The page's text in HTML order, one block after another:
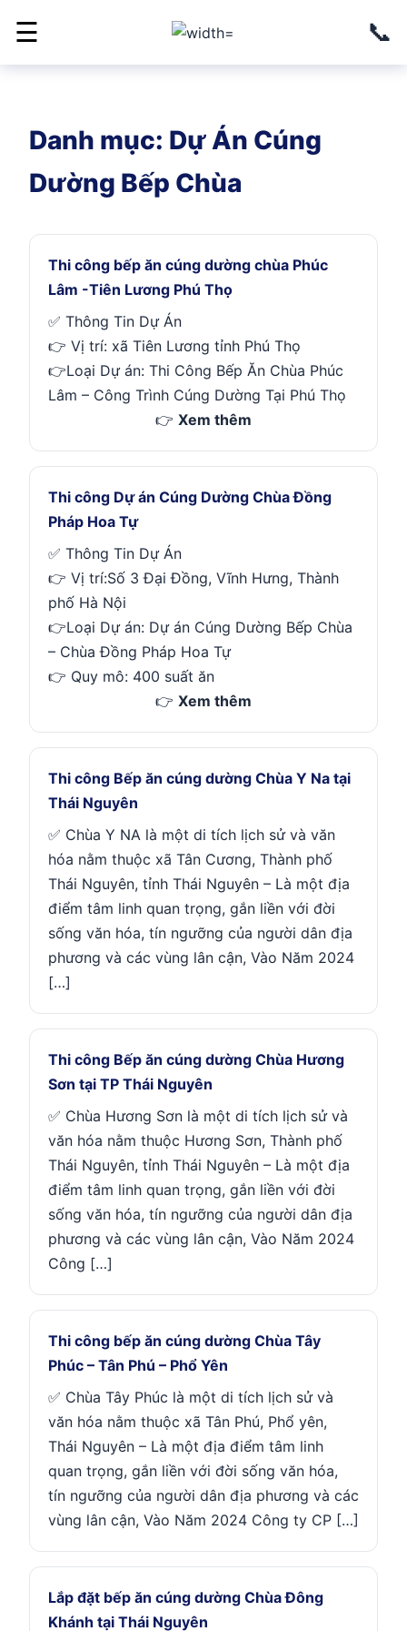
☰ 📞
Danh mục: Dự Án Cúng
Dường Bếp Chùa
Thi công bếp ăn cúng dường chùa Phúc
Lâm -Tiên Lương Phú Thọ
✅ Thông Tin Dự Án
👉 Vị trí: xã Tiên Lương tỉnh Phú Thọ
👉Loại Dự án: Thi Công Bếp Ăn Chùa Phúc
Lâm – Công Trình Cúng Dường Tại Phú Thọ
👉 Xem thêm
Thi công Dự án Cúng Dường Chùa Đồng
Pháp Hoa Tự
✅ Thông Tin Dự Án
👉 Vị trí:Số 3 Đại Đồng, Vĩnh Hưng, Thành
phố Hà Nội
👉Loại Dự án: Dự án Cúng Dường Bếp Chùa
– Chùa Đồng Pháp Hoa Tự
👉 Quy mô: 400 suất ăn
👉 Xem thêm
Thi công Bếp ăn cúng dường Chùa Y Na tại
Thái Nguyên
✅ Chùa Y NA là một di tích lịch sử và văn
hóa nằm thuộc xã Tân Cương, Thành phố
Thái Nguyên, tỉnh Thái Nguyên – Là một địa
điểm tâm linh quan trọng, gắn liền với đời
sống văn hóa, tín ngưỡng của người dân địa
phương và các vùng lân cận, Vào Năm 2024
[…]
Thi công Bếp ăn cúng dường Chùa Hương
Sơn tại TP Thái Nguyên
✅ Chùa Hương Sơn là một di tích lịch sử và
văn hóa nằm thuộc Hương Sơn, Thành phố
Thái Nguyên, tỉnh Thái Nguyên – Là một địa
điểm tâm linh quan trọng, gắn liền với đời
sống văn hóa, tín ngưỡng của người dân địa
phương và các vùng lân cận, Vào Năm 2024
Công […]
Thi công bếp ăn cúng dường Chùa Tây
Phúc – Tân Phú – Phổ Yên
✅ Chùa Tây Phúc là một di tích lịch sử và
văn hóa nằm thuộc xã Tân Phú, Phổ yên,
Thái Nguyên – Là một địa điểm tâm linh
quan trọng, gắn liền với đời sống văn hóa,
tín ngưỡng của người dân địa phương và các
vùng lân cận, Vào Năm 2024 Công ty CP […]
Lắp đặt bếp ăn cúng dường Chùa Đông
Khánh tại Thái Nguyên